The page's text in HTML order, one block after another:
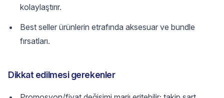
kolaylaştırır.
Best seller ürünlerin etrafında aksesuar ve bundle
fırsatları.
Dikkat edilmesi gerekenler